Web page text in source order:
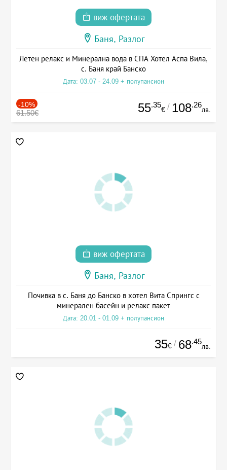
виж офертата
Баня, Разлог
Летен релакс и Минерална вода в СПА Хотел Аспа Вила,
с. Баня край Банско
Дата: 03.07 - 24.09 + полупансион
-10%
61.50€ 55.35
€ / 108.26
лв.
виж офертата
Баня, Разлог
Почивка в с. Баня до Банско в хотел Вита Спрингс с
минерален басейн и релакс пакет
Дата: 20.01 - 01.09 + полупансион
35€ / 68.45
лв.